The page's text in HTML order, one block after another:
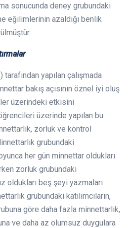
sonucunda deney grubundaki
eğilimlerinin azaldığı benlik
yapılan çalışmada
bakış açısının öznel iyi oluş
üzerindeki etkisini
üzerinde yapılan bu
zorluk ve kontrol
grubundaki
her gün minnettar oldukları
zorluk grubundaki
oldukları beş şeyi yazmaları
grubundaki katılımcıların,
göre daha fazla minnettarlık,
ve daha az olumsuz duygulara